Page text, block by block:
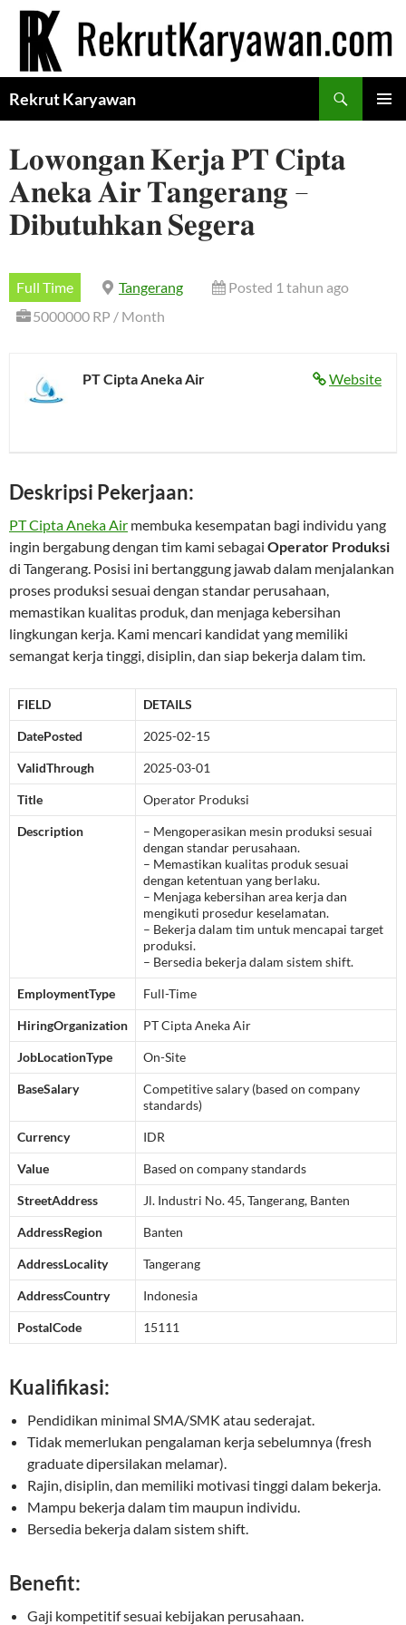
Langsung
Rekrut Karyawan
𝐋𝐨𝐰𝐨𝐧𝐠𝐚𝐧 𝐊𝐞𝐫𝐣𝐚 𝐏𝐓 𝐂𝐢𝐩𝐭𝐚
𝐀𝐧𝐞𝐤𝐚 𝐀𝐢𝐫 𝐓𝐚𝐧𝐠𝐞𝐫𝐚𝐧𝐠 –
𝐃𝐢𝐛𝐮𝐭𝐮𝐡𝐤𝐚𝐧 𝐒𝐞𝐠𝐞𝐫𝐚
Full Time Tangerang
Posted 1 tahun ago
5000000 RP / Month
Website
PT Cipta Aneka Air
Deskripsi Pekerjaan:
PT Cipta Aneka Air membuka kesempatan bagi individu yang
ingin bergabung dengan tim kami sebagai Operator Produksi
di Tangerang. Posisi ini bertanggung jawab dalam menjalankan
proses produksi sesuai dengan standar perusahaan,
memastikan kualitas produk, dan menjaga kebersihan
lingkungan kerja. Kami mencari kandidat yang memiliki
semangat kerja tinggi, disiplin, dan siap bekerja dalam tim.
FIELD DETAILS
DatePosted 2025-02-15
ValidThrough 2025-03-01
Title Operator Produksi
Description
– Mengoperasikan mesin produksi sesuai
dengan standar perusahaan.
– Memastikan kualitas produk sesuai
dengan ketentuan yang berlaku.
– Menjaga kebersihan area kerja dan
mengikuti prosedur keselamatan.
– Bekerja dalam tim untuk mencapai target
produksi.
– Bersedia bekerja dalam sistem shift.
EmploymentType Full-Time
HiringOrganization PT Cipta Aneka Air
JobLocationType On-Site
BaseSalary
Competitive salary (based on company
standards)
Currency IDR
Value Based on company standards
StreetAddress Jl. Industri No. 45, Tangerang, Banten
AddressRegion Banten
AddressLocality Tangerang
AddressCountry Indonesia
PostalCode 15111
Kualifikasi:
Pendidikan minimal SMA/SMK atau sederajat.
Tidak memerlukan pengalaman kerja sebelumnya (fresh
graduate dipersilakan melamar).
Rajin, disiplin, dan memiliki motivasi tinggi dalam bekerja.
Mampu bekerja dalam tim maupun individu.
Bersedia bekerja dalam sistem shift.
Benefit:
Gaji kompetitif sesuai kebijakan perusahaan.